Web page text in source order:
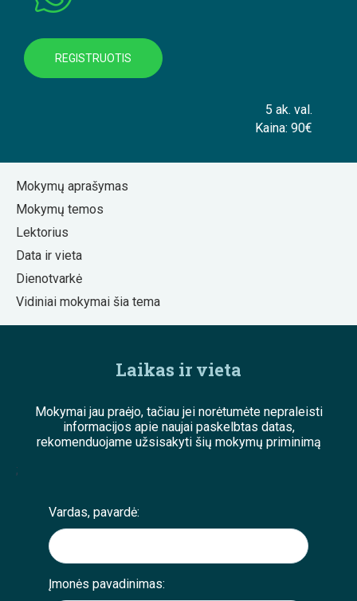
REGISTRUOTIS
5 ak. val.
Kaina: 90€
Mokymų aprašymas
Mokymų temos
Lektorius
Data ir vieta
Dienotvarkė
Vidiniai mokymai šia tema
Laikas ir vieta
Mokymai jau praėjo, tačiau jei norėtumėte nepraleisti
informacijos apie naujai paskelbtas datas,
rekomenduojame užsisakyti šių mokymų priminimą
;
Vardas, pavardė:
Įmonės pavadinimas: